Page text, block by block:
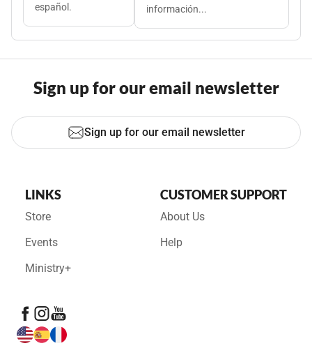
español.
información...
Sign up for our email newsletter
Sign up for our email newsletter
LINKS
Store
Events
Ministry+
CUSTOMER SUPPORT
About Us
Help